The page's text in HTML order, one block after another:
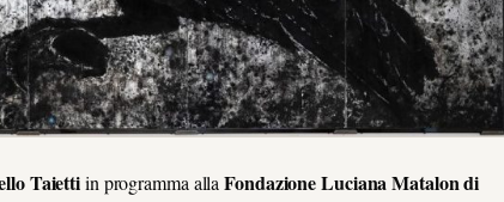
Taiettiin programma allaFondazione Luciana Matalon di